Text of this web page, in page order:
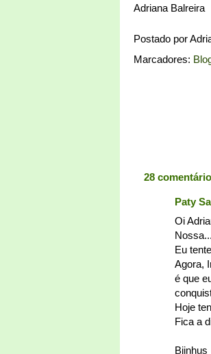
Adriana Balreira
Postado por
Marcadores:
28
Paty
Oi
Eu
Agora,
é que
Hoje
Fica a
Bjinhus